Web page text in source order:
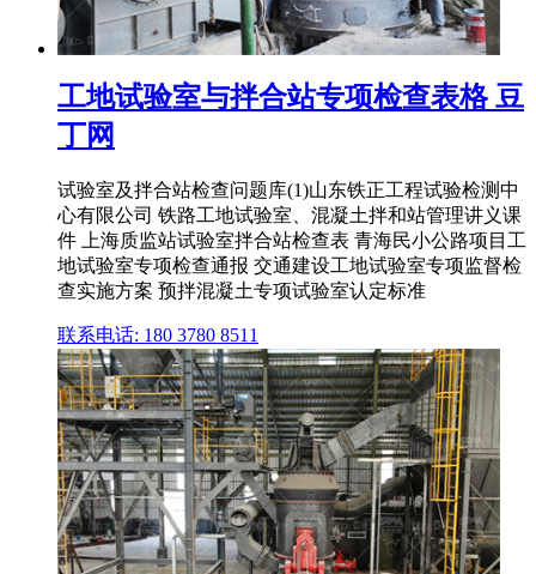
工地试验室与拌合站专项检查表格 豆
丁网
试验室及拌合站检查问题库(1)山东铁正工程试验检测中
心有限公司 铁路工地试验室、混凝土拌和站管理讲义课
件 上海质监站试验室拌合站检查表 青海民小公路项目工
地试验室专项检查通报 交通建设工地试验室专项监督检
查实施方案 预拌混凝土专项试验室认定标准
联系电话: 180 3780 8511